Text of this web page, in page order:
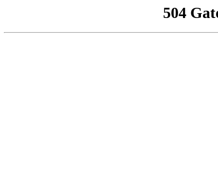
504